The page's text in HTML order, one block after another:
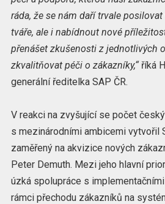
ráda, že se nám daří trvale
tváře, ale i nabídnout nové
přenášet zkušenosti z jednotlivých
zkvalitňovat péči o zákazníky,“ říká
generální ředitelka SAP ČR.
V reakci na zvyšující se počet
s mezinárodními ambicemi vytvořil
zaměřený na akvizice nových
Peter Demuth. Mezi jeho hlavní
úzká spolupráce s
rámci přechodu zákazníků na